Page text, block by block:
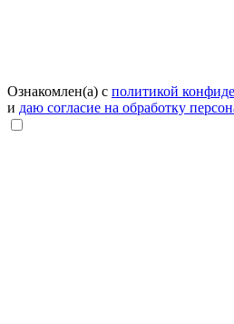
Ознакомлен(а) с политикой
и даю согласие на обработку